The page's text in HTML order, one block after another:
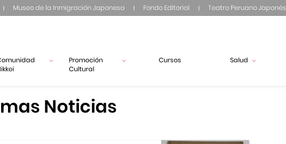
Museo de la Inmigración Japonesa Fondo Editorial Teatro Peruano Japonés
Promoción
Cultural
Cursos Salud
Noticias